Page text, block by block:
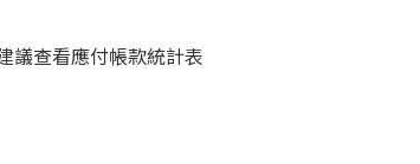
議查看應付帳款統計表